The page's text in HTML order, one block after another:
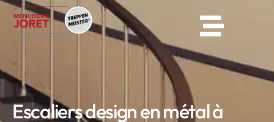
Escaliers design en métal à